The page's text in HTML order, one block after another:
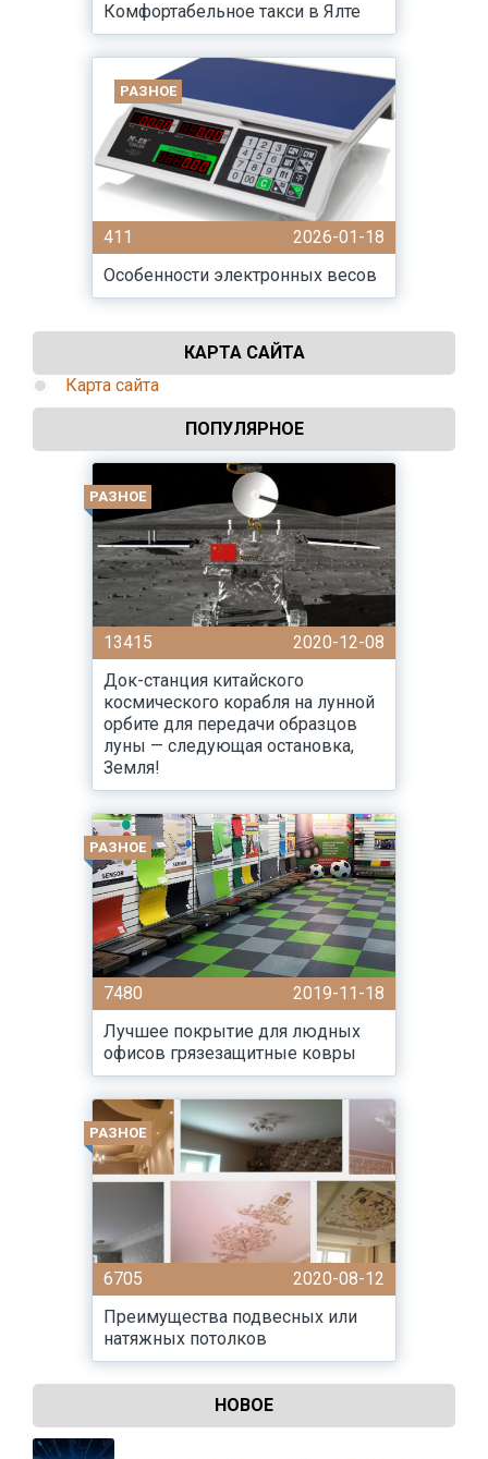
Комфортабельное такси в Ялте
РАЗНОЕ
411
2026-01-18
Особенности электронных весов
КАРТА САЙТА
Карта сайта
ПОПУЛЯРНОЕ
РАЗНОЕ
13415
2020-12-08
Док-станция китайского
космического корабля на лунной
орбите для передачи образцов
луны — следующая остановка,
Земля!
РАЗНОЕ
7480
2019-11-18
Лучшее покрытие для людных
офисов грязезащитные ковры
РАЗНОЕ
6705
2020-08-12
Преимущества подвесных или
натяжных потолков
НОВОЕ